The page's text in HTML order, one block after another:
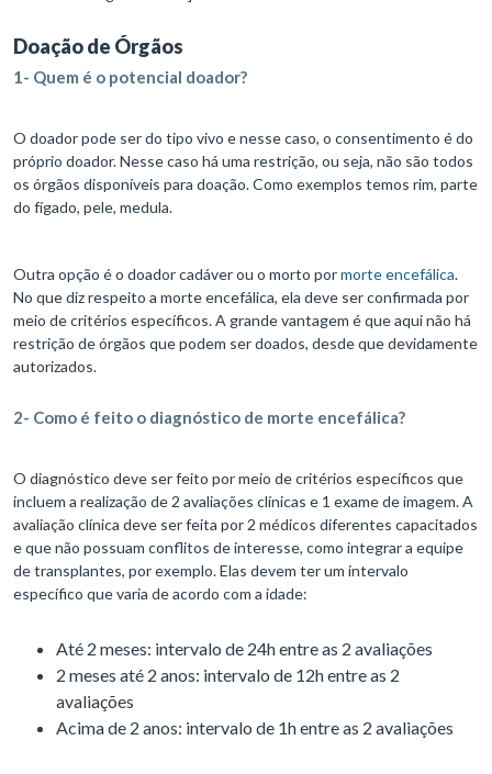
Doação de Órgãos
1- Quem é o potencial doador?
O doador pode ser do tipo vivo e nesse caso, o consentimento é do
próprio doador. Nesse caso há uma restrição, ou seja, não são todos
os órgãos disponíveis para doação. Como exemplos temos rim, parte
do fígado, pele, medula.
Outra opção é o doador cadáver ou o morto pormorte encefálica.
No que diz respeito a morte encefálica, ela deve ser confirmada por
meio de critérios específicos. A grande vantagem é que aqui não há
restrição de órgãos que podem ser doados, desde que devidamente
autorizados.
2- Como é feito o diagnóstico de morte encefálica?
O diagnóstico deve ser feito por meio de critérios específicos que
incluem a realização de 2 avaliações clínicas e 1 exame de imagem. A
avaliação clínica deve ser feita por 2 médicos diferentes capacitados
e que não possuam conflitos de interesse, como integrar a equipe
de transplantes, por exemplo. Elas devem ter um intervalo
específico que varia de acordo com a idade:
Até 2 meses: intervalo de 24h entre as 2 avaliações
2 meses até 2 anos: intervalo de 12h entre as 2
avaliações
Acima de 2 anos: intervalo de 1h entre as 2 avaliações